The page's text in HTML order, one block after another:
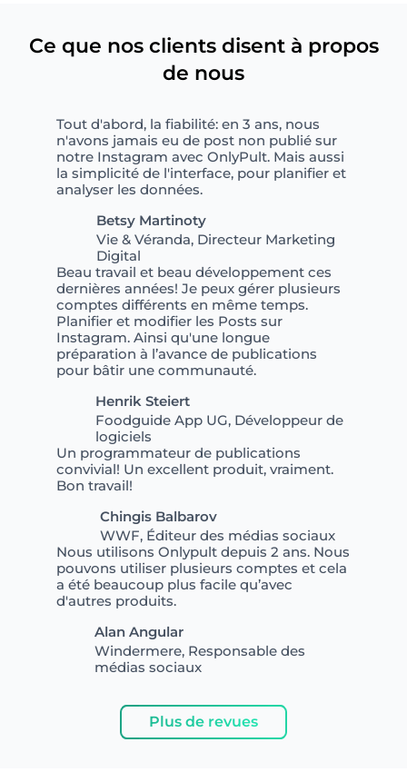
Ce que nos clients disent à propos
de nous
Tout d'abord, la fiabilité: en 3 ans, nous
n'avons jamais eu de post non publié sur
notre Instagram avec OnlyPult. Mais aussi
la simplicité de l'interface, pour planifier et
analyser les données.
Betsy Martinoty
Vie & Véranda, Directeur Marketing
Digital
Beau travail et beau développement ces
dernières années! Je peux gérer plusieurs
comptes différents en même temps.
Planifier et modifier les Posts sur
Instagram. Ainsi qu'une longue
préparation à l’avance de publications
pour bâtir une communauté.
Henrik Steiert
Foodguide App UG, Développeur de
logiciels
Un programmateur de publications
convivial! Un excellent produit, vraiment.
Bon travail!
Chingis Balbarov
WWF, Éditeur des médias sociaux
Nous utilisons Onlypult depuis 2 ans. Nous
pouvons utiliser plusieurs comptes et cela
a été beaucoup plus facile qu’avec
d'autres produits.
Alan Angular
Windermere, Responsable des
médias sociaux
Plus de revues